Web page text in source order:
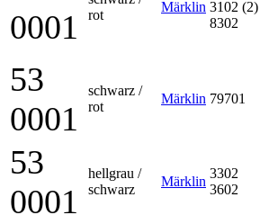
0001
rot
Märklin 3102 (2)
8302
53
0001
schwarz /
rot
Märklin 79701
53
0001
hellgrau /
schwarz
Märklin
3302
3602